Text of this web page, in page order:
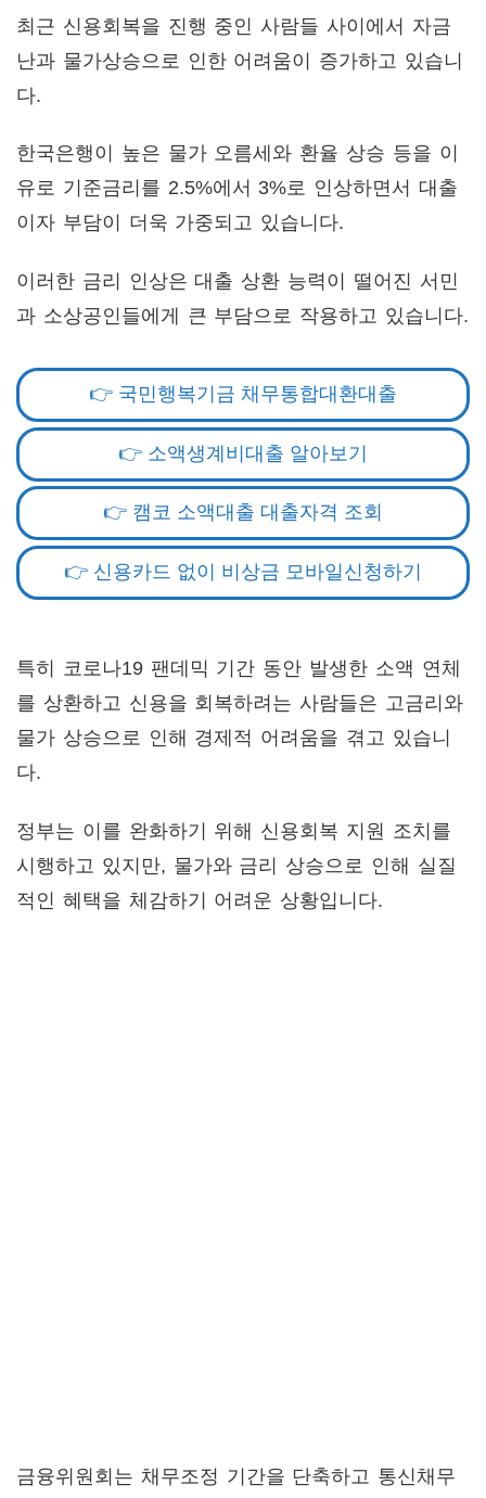
최근 신용회복을 진행 중인 사람들 사이에서 자금
난과 물가상승으로 인한 어려움이 증가하고 있습니
다.
한국은행이 높은 물가 오름세와 환율 상승 등을 이
유로 기준금리를 2.5%에서 3%로 인상하면서 대출
이자 부담이 더욱 가중되고 있습니다.
이러한 금리 인상은 대출 상환 능력이 떨어진 서민
과 소상공인들에게 큰 부담으로 작용하고 있습니다.
👉 국민행복기금 채무통합대환대출
👉 소액생계비대출 알아보기
👉 캠코 소액대출 대출자격 조회
👉 신용카드 없이 비상금 모바일신청하기
특히 코로나19 팬데믹 기간 동안 발생한 소액 연체
를 상환하고 신용을 회복하려는 사람들은 고금리와
물가 상승으로 인해 경제적 어려움을 겪고 있습니
다.
정부는 이를 완화하기 위해 신용회복 지원 조치를
시행하고 있지만, 물가와 금리 상승으로 인해 실질
적인 혜택을 체감하기 어려운 상황입니다.
금융위원회는 채무조정 기간을 단축하고 통신채무